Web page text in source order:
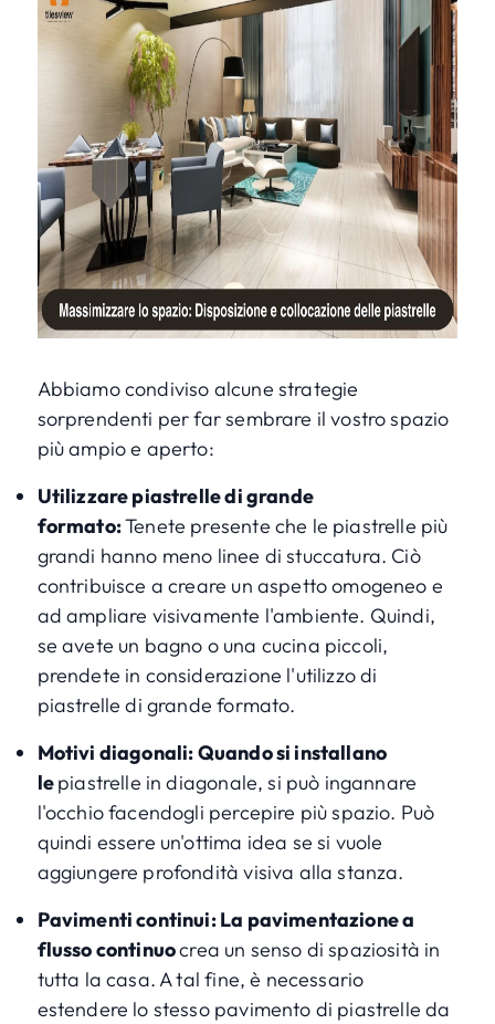
Abbiamo condiviso alcune strategie
sorprendenti per far sembrare il vostro spazio
più ampio e aperto:
Utilizzare piastrelle di grande
formato:Tenete presente che le piastrelle più
grandi hanno meno linee di stuccatura. Ciò
contribuisce a creare un aspetto omogeneo e
ad ampliare visivamente l'ambiente. Quindi,
se avete un bagno o una cucina piccoli,
prendete in considerazione l'utilizzo di
piastrelle di grande formato.
Motivi diagonali: Quando si installano
lepiastrelle in diagonale, si può ingannare
l'occhio facendogli percepire più spazio. Può
quindi essere un'ottima idea se si vuole
aggiungere profondità visiva alla stanza.
Pavimenti continui: La pavimentazione a
flusso continuocrea un senso di spaziosità in
tutta la casa. A tal fine, è necessario
estendere lo stesso pavimento di piastrelle da